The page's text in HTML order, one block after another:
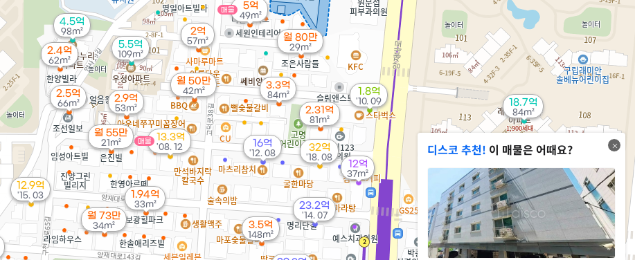
1.94억
33m²
월 55만
21m²
13.3억
'08. 12
매물
18.7억
84m²
5억
49m²
매물
월 73만
34m²
월 80만
29m²
2억
57m²
5.5억
109m²
3.3억
84m²
2.31억
81m²
월 50만
42m²
2.4억
62m²
3.5억
148m²
2.9억
53m²
4.5억
98m²
12억
37m²
32억
'18. 08
2.5억
66m²
12.9억
'15. 03
23.2억
'14. 07
16억
'12. 08
1.8억
'10. 09
디스코 추천! 이 매물은 어때요?